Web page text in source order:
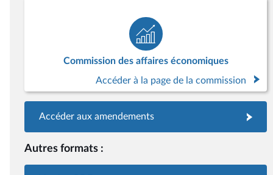
Commission des affaires économiques
Accéder à la page de la commission
Accéder aux amendements
Autres formats :